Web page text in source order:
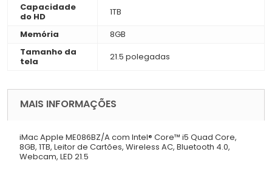
Capacidade
do HD
1TB
Memória
8GB
Tamanho da
tela
21.5 polegadas
MAIS INFORMAÇÕES
iMac Apple ME086BZ/A com Intel® Core™ i5 Quad Core,
8GB, 1TB, Leitor de Cartões, Wireless AC, Bluetooth 4.0,
Webcam, LED 21.5